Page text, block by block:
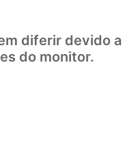
diferir devido a
do monitor.